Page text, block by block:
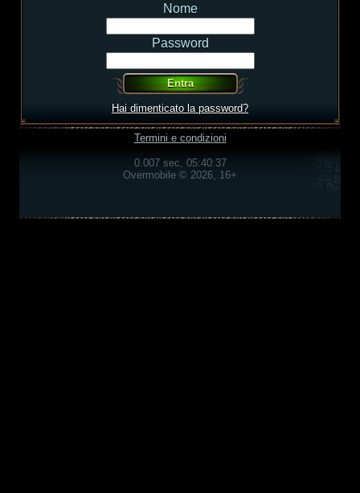
Nome
Password
Hai dimenticato la password?
Termini e condizioni
0.007 sec, 05:40:37
Overmobile © 2026, 16+